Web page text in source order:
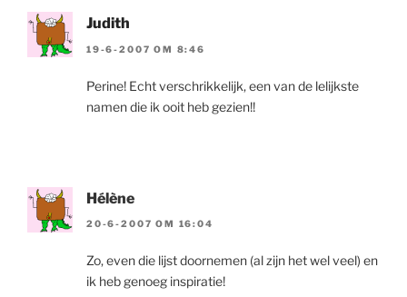
Judith
19-6-2007 OM 8:46
Perine! Echt verschrikkelijk, een van de lelijkste
namen die ik ooit heb gezien!!
Hélène
20-6-2007 OM 16:04
Zo, even die lijst doornemen (al zijn het wel veel) en
ik heb genoeg inspiratie!